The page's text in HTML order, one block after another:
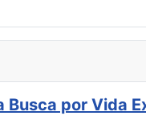
Busca por Vida